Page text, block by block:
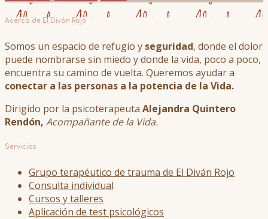
Acerca de El Diván Rojo
Somos un espacio de refugio y seguridad, donde el dolor
puede nombrarse sin miedo y donde la vida, poco a poco,
encuentra su camino de vuelta. Queremos ayudar a
conectar a las personas a la potencia de la Vida.
Dirigido por la psicoterapeuta Alejandra Quintero
Rendón, Acompañante de la Vida.
Servicios
Grupo terapéutico de trauma de El Diván Rojo
Consulta individual
Cursos y talleres
Aplicación de test psicológicos